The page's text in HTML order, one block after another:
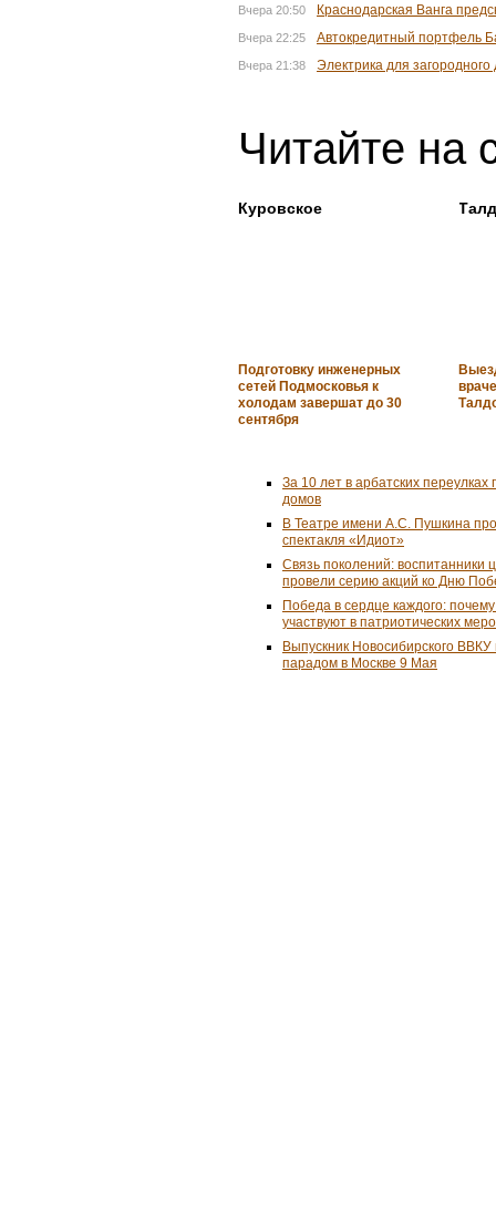
Вчера 20:50 Краснодарская Ванга
Вчера 22:25 Автокредитный портфель
Вчера 21:38 Электрика для
Читайте на
Куровское
Подготовку инженерных
сетей Подмосковья к
холодам завершат до 30
сентября
За 10 лет в арбатских переулках
домов
В Театре имени А.С. Пушкина
спектакля «Идиот»
Связь поколений: воспитанники
провели серию акций ко Дню
Победа в сердце каждого:
участвуют в патриотических
Выпускник Новосибирского
парадом в Москве 9 Мая